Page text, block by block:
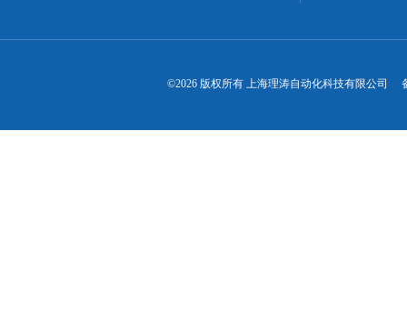
©2026 版权所有 上海理涛自动化科技有限公司